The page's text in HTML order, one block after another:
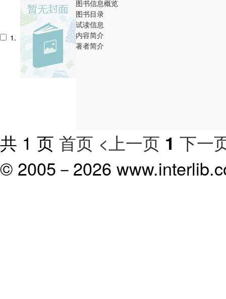
1.
图书信息概览
图书目录
试读信息
内容简介
著者简介
共 1 页 首页 <上一页 1 下一
© 2005－ 2026